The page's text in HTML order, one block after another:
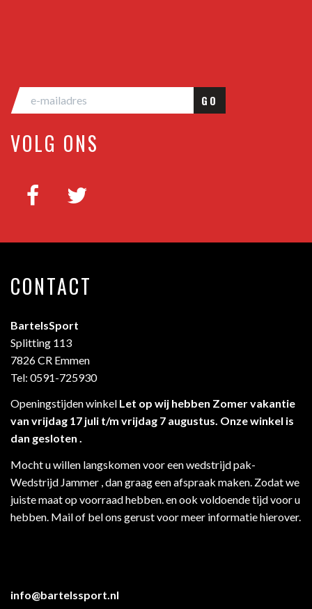
GO
VOLG ONS
CONTACT
BartelsSport
Splitting 113
7826 CR Emmen
Tel: 0591-725930
Openingstijden winkel Let op wij hebben Zomer vakantie
van vrijdag 17 juli t/m vrijdag 7 augustus. Onze winkel is
dan gesloten .
Mocht u willen langskomen voor een wedstrijd pak-
Wedstrijd Jammer , dan graag een afspraak maken. Zodat we
juiste maat op voorraad hebben. en ook voldoende tijd voor u
hebben. Mail of bel ons gerust voor meer informatie hierover.
info@bartelssport.nl